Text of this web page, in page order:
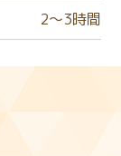
2〜3時間